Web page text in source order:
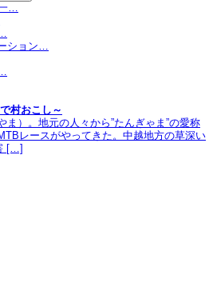
…
ション…
村おこし～
）。地元の人々から”たんぎゃま”の愛称
レースがやってきた。中越地方の草深い
[…]